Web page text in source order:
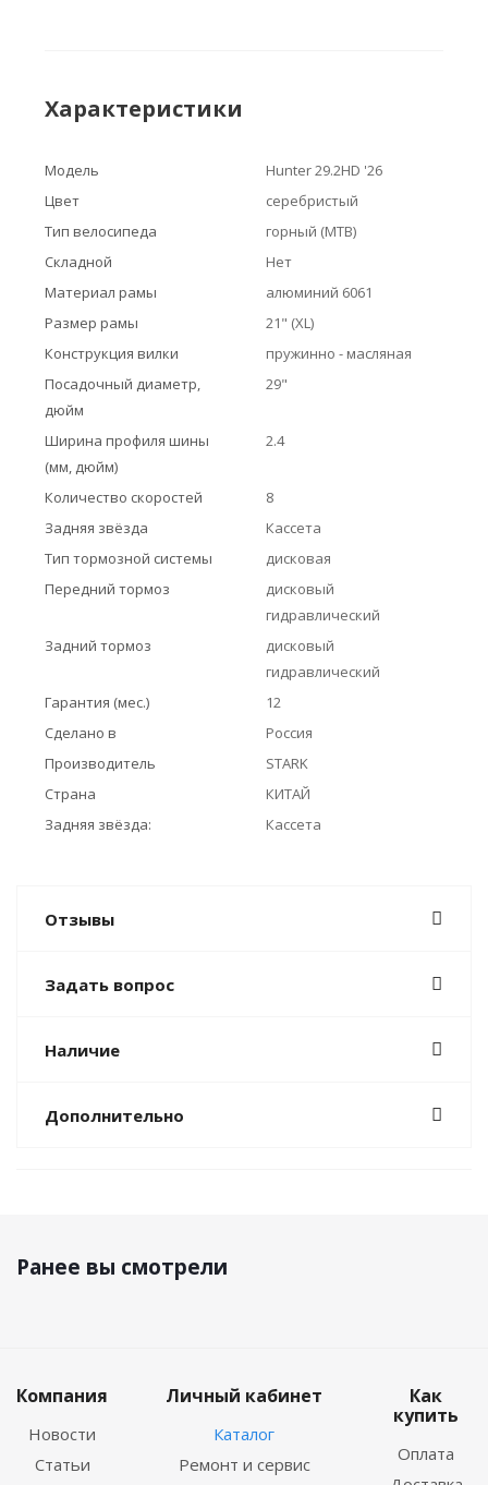
Характеристики
Модель
Hunter 29.2HD '26
Цвет
серебристый
Тип велосипеда
горный (MTB)
Складной
Нет
Материал рамы
алюминий 6061
Размер рамы
21" (XL)
Конструкция вилки
пружинно - масляная
Посадочный диаметр,
дюйм
29"
Ширина профиля шины
(мм, дюйм)
2.4
Количество скоростей
8
Задняя звёзда
Кассета
Тип тормозной системы
дисковая
Передний тормоз
дисковый
гидравлический
Задний тормоз
дисковый
гидравлический
Гарантия (мес.)
12
Сделано в
Россия
Производитель
STARK
Страна
КИТАЙ
Задняя звёзда:
Кассета
Отзывы
Задать вопрос
Наличие
Дополнительно
Ранее вы смотрели
Компания
Новости
Статьи
Личный кабинет
Каталог
Ремонт и сервис
Как
купить
Оплата